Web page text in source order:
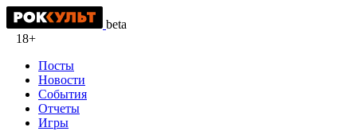
beta
18+
Посты
Новости
События
Отчеты
Игры